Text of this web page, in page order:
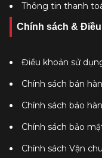
Thông tin thanh
Chính sách &
Điều khoản sử
Chính sách bán
Chính sách bảo
Chính sách bảo
Chính sách Vận